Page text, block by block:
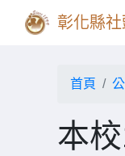
彰化縣
首頁
本